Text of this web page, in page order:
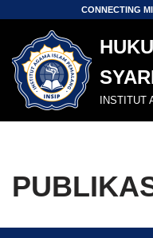
Skip
to
content
CONNECTING
INSTITUT